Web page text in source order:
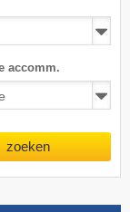
accomm.
zoeken